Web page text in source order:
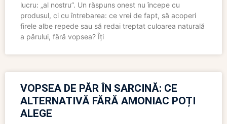
lucru: „al nostru”. Un răspuns onest nu începe cu
produsul, ci cu întrebarea: ce vrei de fapt, să acoperi
firele albe repede sau să redai treptat culoarea naturală
a părului, fără vopsea? Îți
VOPSEA DE PĂR ÎN SARCINĂ: CE
ALTERNATIVĂ FĂRĂ AMONIAC POȚI
ALEGE